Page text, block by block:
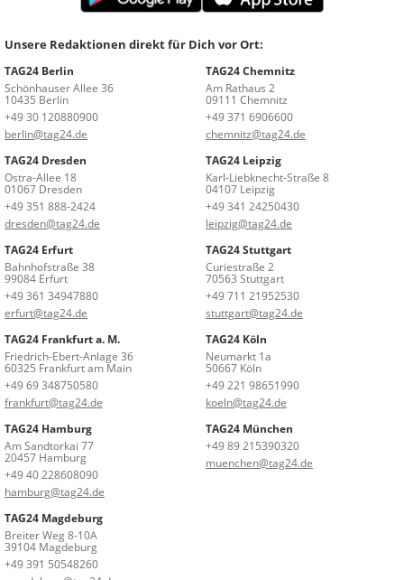
Unsere Redaktionen direkt für Dich vor Ort:
TAG24 Berlin
Schönhauser Allee 36
10435 Berlin
+49 30 120880900
berlin@tag24.de
TAG24 Chemnitz
Am Rathaus 2
09111 Chemnitz
+49 371 6906600
chemnitz@tag24.de
TAG24 Dresden
Ostra-Allee 18
01067 Dresden
+49 351 888-2424
dresden@tag24.de
TAG24 Leipzig
Karl-Liebknecht-Straße 8
04107 Leipzig
+49 341 24250430
leipzig@tag24.de
TAG24 Erfurt
Bahnhofstraße 38
99084 Erfurt
+49 361 34947880
erfurt@tag24.de
TAG24 Stuttgart
Curiestraße 2
70563 Stuttgart
+49 711 21952530
stuttgart@tag24.de
TAG24 Frankfurt a. M.
Friedrich-Ebert-Anlage 36
60325 Frankfurt am Main
+49 69 348750580
frankfurt@tag24.de
TAG24 Köln
Neumarkt 1a
50667 Köln
+49 221 98651990
koeln@tag24.de
TAG24 Hamburg
Am Sandtorkai 77
20457 Hamburg
+49 40 228608090
hamburg@tag24.de
TAG24 München
+49 89 215390320
muenchen@tag24.de
TAG24 Magdeburg
Breiter Weg 8-10A
39104 Magdeburg
+49 391 50548260